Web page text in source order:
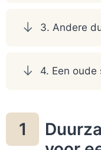
3. Andere
4. Een
1